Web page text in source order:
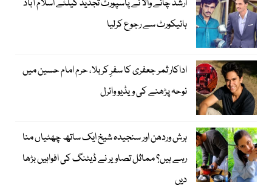
ارشد چائے والا نے پاسپورٹ تجدید کیلئے اسلام آباد
ہائیکورٹ سے رجوع کرلیا
اداکار ثمر جعفری کا سفرِ کربلا، حرم امام حسین میں
نوحہ پڑھنے کی ویڈیو وائرل
ہرش وردھن اور سنجیدہ شیخ ایک ساتھ چھٹیاں منا
رہے ہیں؟ مماثل تصاویر نے ڈیٹنگ کی افواہیں بڑھا
دیں